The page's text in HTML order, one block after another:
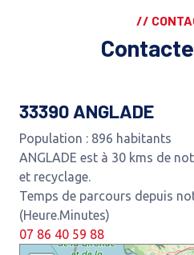
//
33390 ANGLADE
Population : 896 habitants
ANGLADE est à 30 kms de
et recyclage.
Temps de parcours depuis
(Heure.Minutes)
07 86 40 59 88